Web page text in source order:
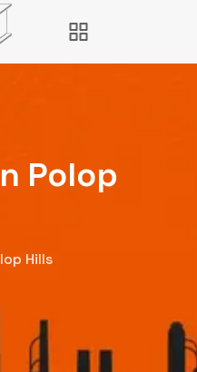
Polop
Hills